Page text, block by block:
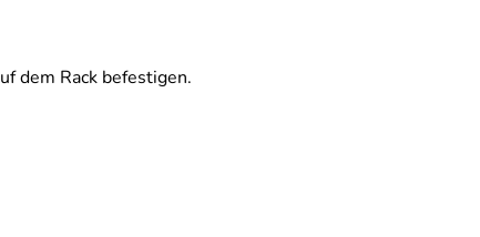
dem Rack befestigen.